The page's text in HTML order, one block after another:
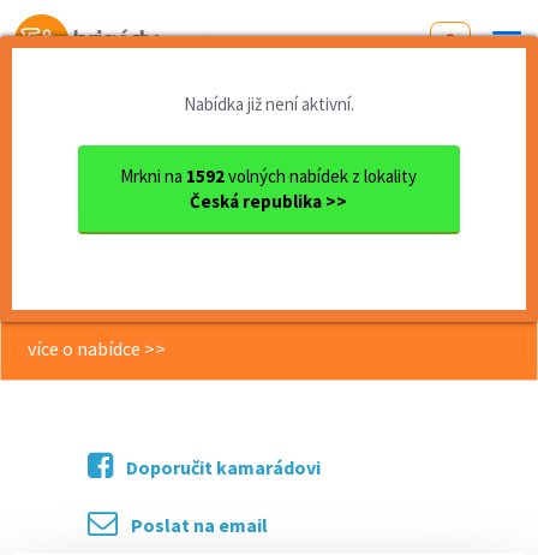
Od první brigády
Nabídka již není aktivní.
Mrkni na 1592volných nabídek z lokality
Česká republika >>
okres Žďár nad Sázavou
Žďár nad Sázavou
Noční ostraha depa ve Žďáru...
Noční ostraha depa ve Žďáru nad
více o nabídce >>
Doporučit kamarádovi
Poslat na email